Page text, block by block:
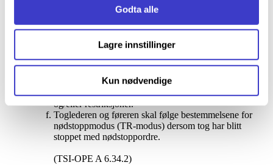
Godta alle
Lagre innstillinger
Kun nødvendige
Toglederen skal avgjøre om det er nødvendig å gi
spesielle instruksjoner og/eller restriksjoner til tog.
Toglederen skal ta tilbake en nødstoppordre dersom den
har blitt sendt.
Toglederen skal gi føreren tillatelse til å starte igjen.
ikke har blitt stoppet med nødstoppmodus (TR-modus)
dersom det er nødvendig å gi spesielle instruksjoner
og/eller restriksjoner.
Toglederen og føreren skal følge bestemmelsene for
nødstoppmodus (TR-modus) dersom tog har blitt
stoppet med nødstoppordre.
(TSI-OPE A 6.34.2)